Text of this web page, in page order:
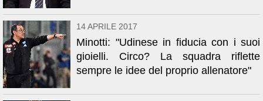
14 APRILE 2017
Minotti: "Udinese in fiducia con i suoi
gioielli. Circo? La squadra riflette
sempre le idee del proprio allenatore"